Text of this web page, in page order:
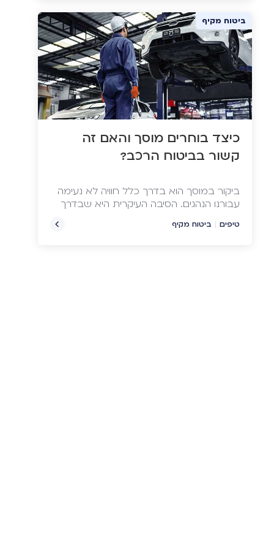
וחלקם מוצעים לצרכן הפרטי לרכישה.
ביטוח מקיף
כיצד בוחרים מוסך והאם זה
קשור בביטוח הרכב?
ביקור במוסך הוא בדרך כלל חוויה לא נעימה
עבורנו הנהגים. הסיבה העיקרית היא שבדרך
בזבוז זמן יקר והוצאה כספית ניכרת.
טיפים | ביטוח מקיף